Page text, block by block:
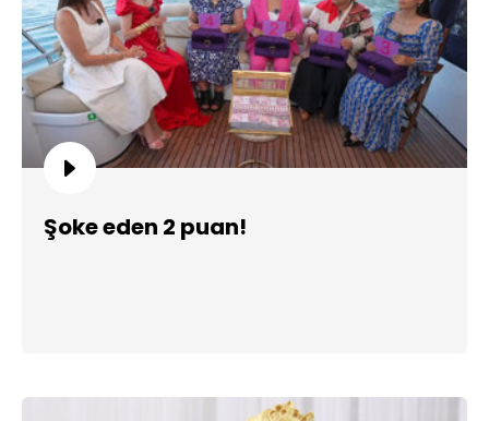
Şoke eden 2 puan!